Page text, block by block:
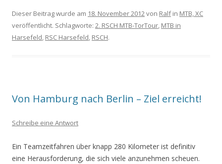
Dieser Beitrag wurde am 18. November 2012von Ralfin MTB, XC
veröffentlicht. Schlagworte: 2. RSCH MTB-TorTour, MTB in
Harsefeld, RSC Harsefeld, RSCH.
Von Hamburg nach Berlin – Ziel erreicht!
Schreibe eine Antwort
Ein Teamzeitfahren über knapp 280 Kilometer ist definitiv
eine Herausforderung, die sich viele anzunehmen scheuen.